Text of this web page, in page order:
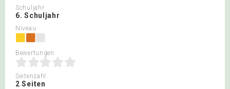
Schuljahr
6. Schuljahr
Niveau
Bewertungen
Seitenzahl
2 Seiten